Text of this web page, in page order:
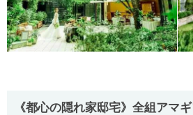
《都心の隠れ家邸宅》全組アマ